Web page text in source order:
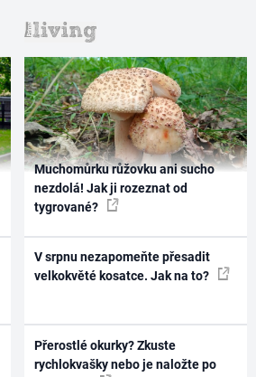
Muchomůrku růžovku ani sucho
nezdolá! Jak ji rozeznat od
tygrované?
V srpnu nezapomeňte přesadit
velkokvěté kosatce. Jak na to?
Přerostlé okurky? Zkuste
rychlokvašky nebo je naložte po